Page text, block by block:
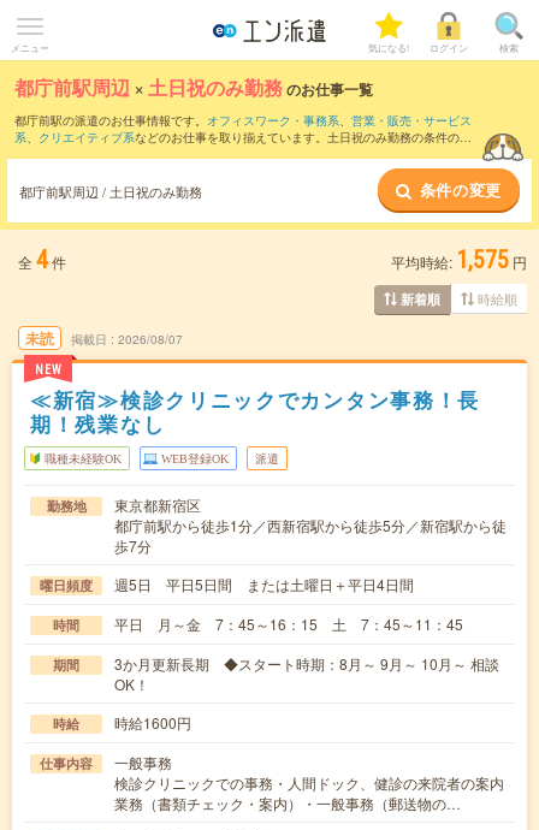
メニュー 気になる! ログイン 検索
都庁前駅周辺 ×土日祝のみ勤務のお仕事一覧
都庁前駅の派遣のお仕事情報です。 オフィスワーク・事務系、 営業・販売・サービス
系、 クリエイティブ系などのお仕事を取り揃えています。土日祝のみ勤務の条件の他
都庁前駅周辺 / 土日祝のみ勤務 条件の変更
全 4件 平均時給: 1,575 円
新着順 時給順
未読
NEW
掲載日 2026/08/07
≪新宿≫検診クリニックでカンタン事務！長
期！残業なし
職種未経験OK WEB登録OK 派遣
勤務地
東京都新宿区
都庁前駅から徒歩1分／西新宿駅から徒歩5分／新宿駅から徒
歩7分
曜日頻度 週5日 平日5日間 または土曜日＋平日4日間
時間 平日 月～金 7：45～16：15 土 7：45～11：45
期間
3か月更新長期 ◆スタート時期：8月～ 9月～ 10月～ 相談
OK！
時給 時給1600円
仕事内容
一般事務
検診クリニックでの事務・人間ドック、健診の来院者の案内
業務（書類チェック・案内）・一般事務（郵送物の…